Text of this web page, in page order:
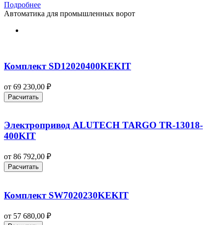
Подробнее
Автоматика для промышленных ворот
Комплект SD12020400KEKIT
от 69 230,00 ₽
Расчитать
Электропривод ALUTECH TARGO TR-13018-
400KIT
от 86 792,00 ₽
Расчитать
Комплект SW7020230KEKIT
от 57 680,00 ₽